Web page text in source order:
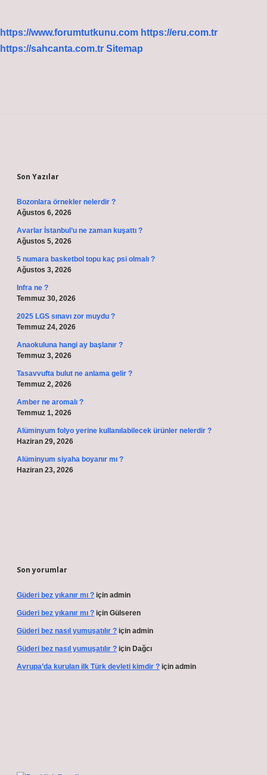
https://www.forumtutkunu.com https://eru.com.tr
https://sahcanta.com.tr Sitemap
Son Yazılar
Bozonlara örnekler nelerdir ?
Ağustos 6, 2026
Avarlar İstanbul’u ne zaman kuşattı ?
Ağustos 5, 2026
5 numara basketbol topu kaç psi olmalı ?
Ağustos 3, 2026
Infra ne ?
Temmuz 30, 2026
2025 LGS sınavı zor muydu ?
Temmuz 24, 2026
Anaokuluna hangi ay başlanır ?
Temmuz 3, 2026
Tasavvufta bulut ne anlama gelir ?
Temmuz 2, 2026
Amber ne aromalı ?
Temmuz 1, 2026
Alüminyum folyo yerine kullanılabilecek ürünler nelerdir ?
Haziran 29, 2026
Alüminyum siyaha boyanır mı ?
Haziran 23, 2026
Son yorumlar
Güderi bez yıkanır mı ? için admin
Güderi bez yıkanır mı ? için Gülseren
Güderi bez nasıl yumuşatılır ? için admin
Güderi bez nasıl yumuşatılır ? için Dağcı
Avrupa’da kurulan ilk Türk devleti kimdir ? için admin